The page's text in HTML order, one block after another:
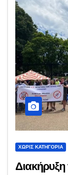
ΧΩΡΊΣ ΚΑΤΗΓΟΡΊΑ
Διακήρυξη